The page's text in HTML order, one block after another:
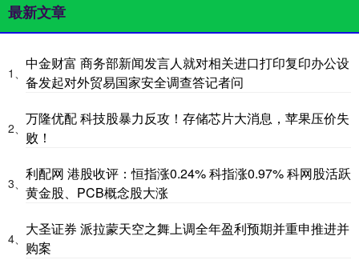
最新文章
1、
中金财富 商务部新闻发言人就对相关进口打印复印办公设
备发起对外贸易国家安全调查答记者问
2、
万隆优配 科技股暴力反攻！存储芯片大消息，苹果压价失
败！
3、
利配网 港股收评：恒指涨0.24% 科指涨0.97% 科网股活跃
黄金股、PCB概念股大涨
4、
大圣证券 派拉蒙天空之舞上调全年盈利预期并重申推进并
购案